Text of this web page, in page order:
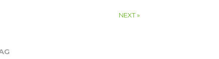
NEXT »